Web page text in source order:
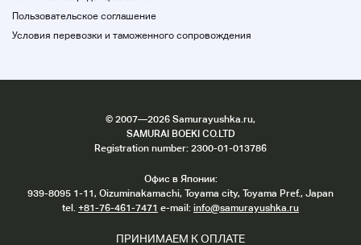
Пользовательское соглашение
Условия перевозки и таможенного сопровождения
© 2007—2026 Samurayushka.ru,
SAMURAI BOEKI CO.LTD
Registration number: 2300-01-013786
Офис в Японии:
939-8095 1-11, Oizuminakamachi, Toyama city, Toyama Pref., Japan
tel. +81-76-461-7471 e-mail: info@samurayushka.ru
ПРИНИМАЕМ К ОПЛАТЕ